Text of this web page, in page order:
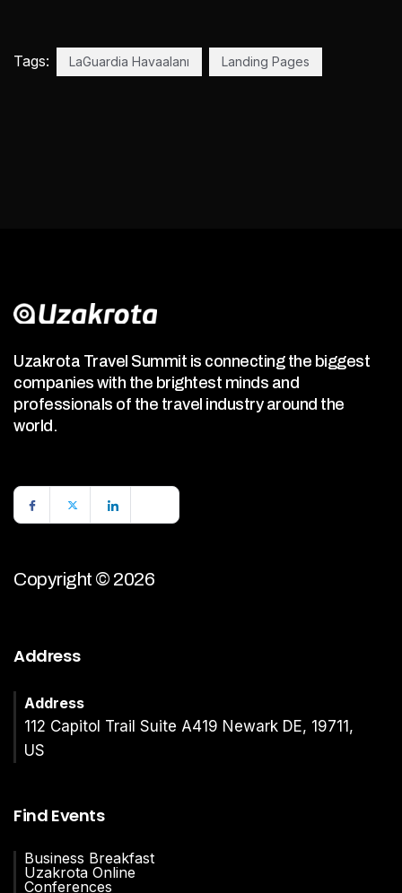
Tags: LaGuardia Havaalanı Landing Pages
Uzakrota Travel Summit is connecting the biggest
companies with the brightest minds and
professionals of the travel industry around the
world.
Copyright © 2026
Address
Address
112 Capitol Trail Suite A419 Newark DE, 19711,
US
Find Events
Business Breakfast
Uzakrota Online
Conferences